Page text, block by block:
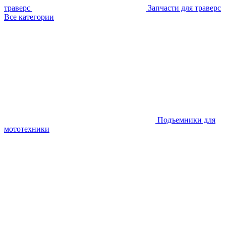
траверс
Запчасти для траверс
Все категории
Подъемники для
мототехники